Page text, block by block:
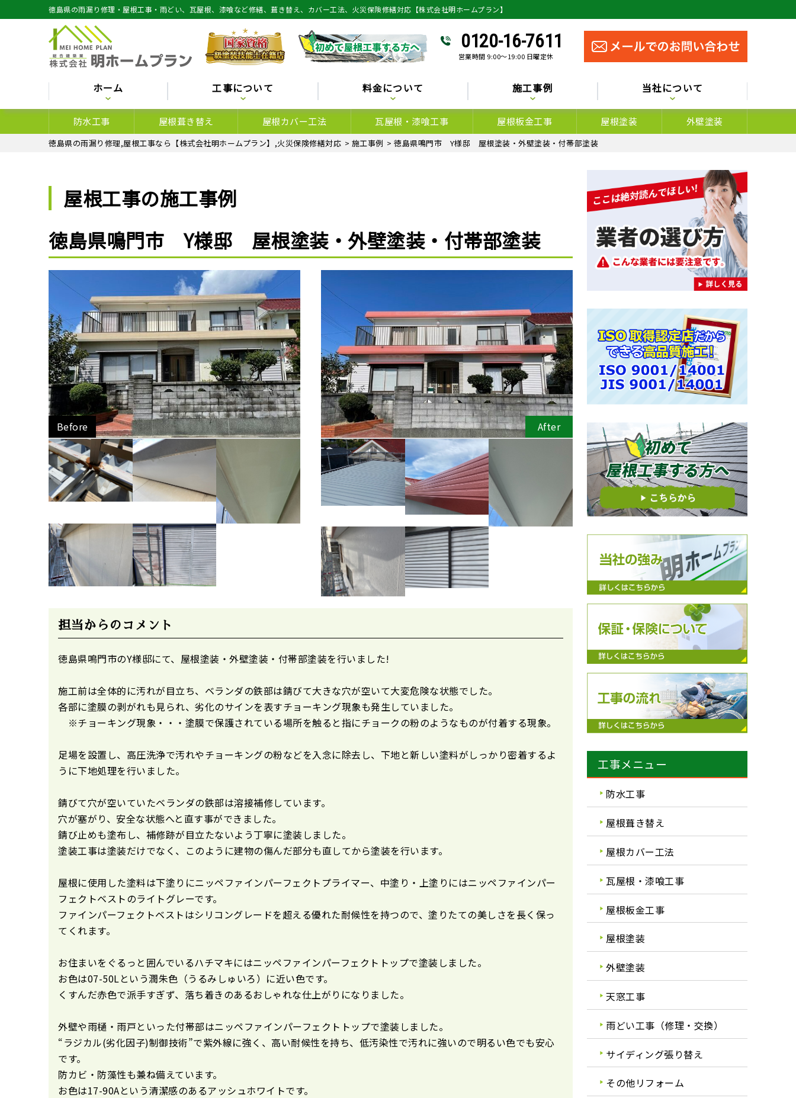
徳島県の雨漏り修理・屋根工事・雨どい、瓦屋根、漆喰など修繕、葺き替え、カバー工法、火災保険修繕対応【株式会社明ホームプラン】
0120-16-7611
営業時間 9:00～19:00 日曜定休
ホーム 工事について 料金について 施工事例 当社について
防水工事 屋根葺き替え 屋根カバー工法 瓦屋根・漆喰工事 屋根板金工事 屋根塗装 外壁塗装
徳島県の雨漏り修理,屋根工事なら【株式会社明ホームプラン】,火災保険修繕対応 > 施工事例 > 徳島県鳴門市 Y様邸 屋根塗装・外壁塗装・付帯部塗装
屋根工事の施工事例
徳島県鳴門市 Y様邸 屋根塗装・外壁塗装・付帯部塗装
Before After
担当からのコメント
徳島県鳴門市のY様邸にて、屋根塗装・外壁塗装・付帯部塗装を行いました!
施工前は全体的に汚れが目立ち、ベランダの鉄部は錆びて大きな穴が空いて大変危険な状態でした。
各部に塗膜の剥がれも見られ、劣化のサインを表すチョーキング現象も発生していました。
※チョーキング現象・・・塗膜で保護されている場所を触ると指にチョークの粉のようなものが付着する現象。
足場を設置し、高圧洗浄で汚れやチョーキングの粉などを入念に除去し、下地と新しい塗料がしっかり密着するよ
うに下地処理を行いました。
錆びて穴が空いていたベランダの鉄部は溶接補修しています。
穴が塞がり、安全な状態へと直す事ができました。
錆び止めも塗布し、補修跡が目立たないよう丁寧に塗装しました。
塗装工事は塗装だけでなく、このように建物の傷んだ部分も直してから塗装を行います。
屋根に使用した塗料は下塗りにニッペファインパーフェクトプライマー、中塗り・上塗りにはニッペファインパー
フェクトベストのライトグレーです。
ファインパーフェクトベストはシリコングレードを超える優れた耐候性を持つので、塗りたての美しさを長く保っ
てくれます。
お住まいをぐるっと囲んでいるハチマキにはニッペファインパーフェクトトップで塗装しました。
お色は07-50Lという潤朱色（うるみしゅいろ）に近い色です。
くすんだ赤色で派手すぎず、落ち着きのあるおしゃれな仕上がりになりました。
外壁や雨樋・雨戸といった付帯部はニッペファインパーフェクトトップで塗装しました。
“ラジカル(劣化因子)制御技術”で紫外線に強く、高い耐候性を持ち、低汚染性で汚れに強いので明るい色でも安心
です。
防カビ・防藻性も兼ね備えています。
お色は17-90Aという清潔感のあるアッシュホワイトです。
工事メニュー
防水工事
屋根葺き替え
屋根カバー工法
瓦屋根・漆喰工事
屋根板金工事
屋根塗装
外壁塗装
天窓工事
雨どい工事（修理・交換）
サイディング張り替え
その他リフォーム